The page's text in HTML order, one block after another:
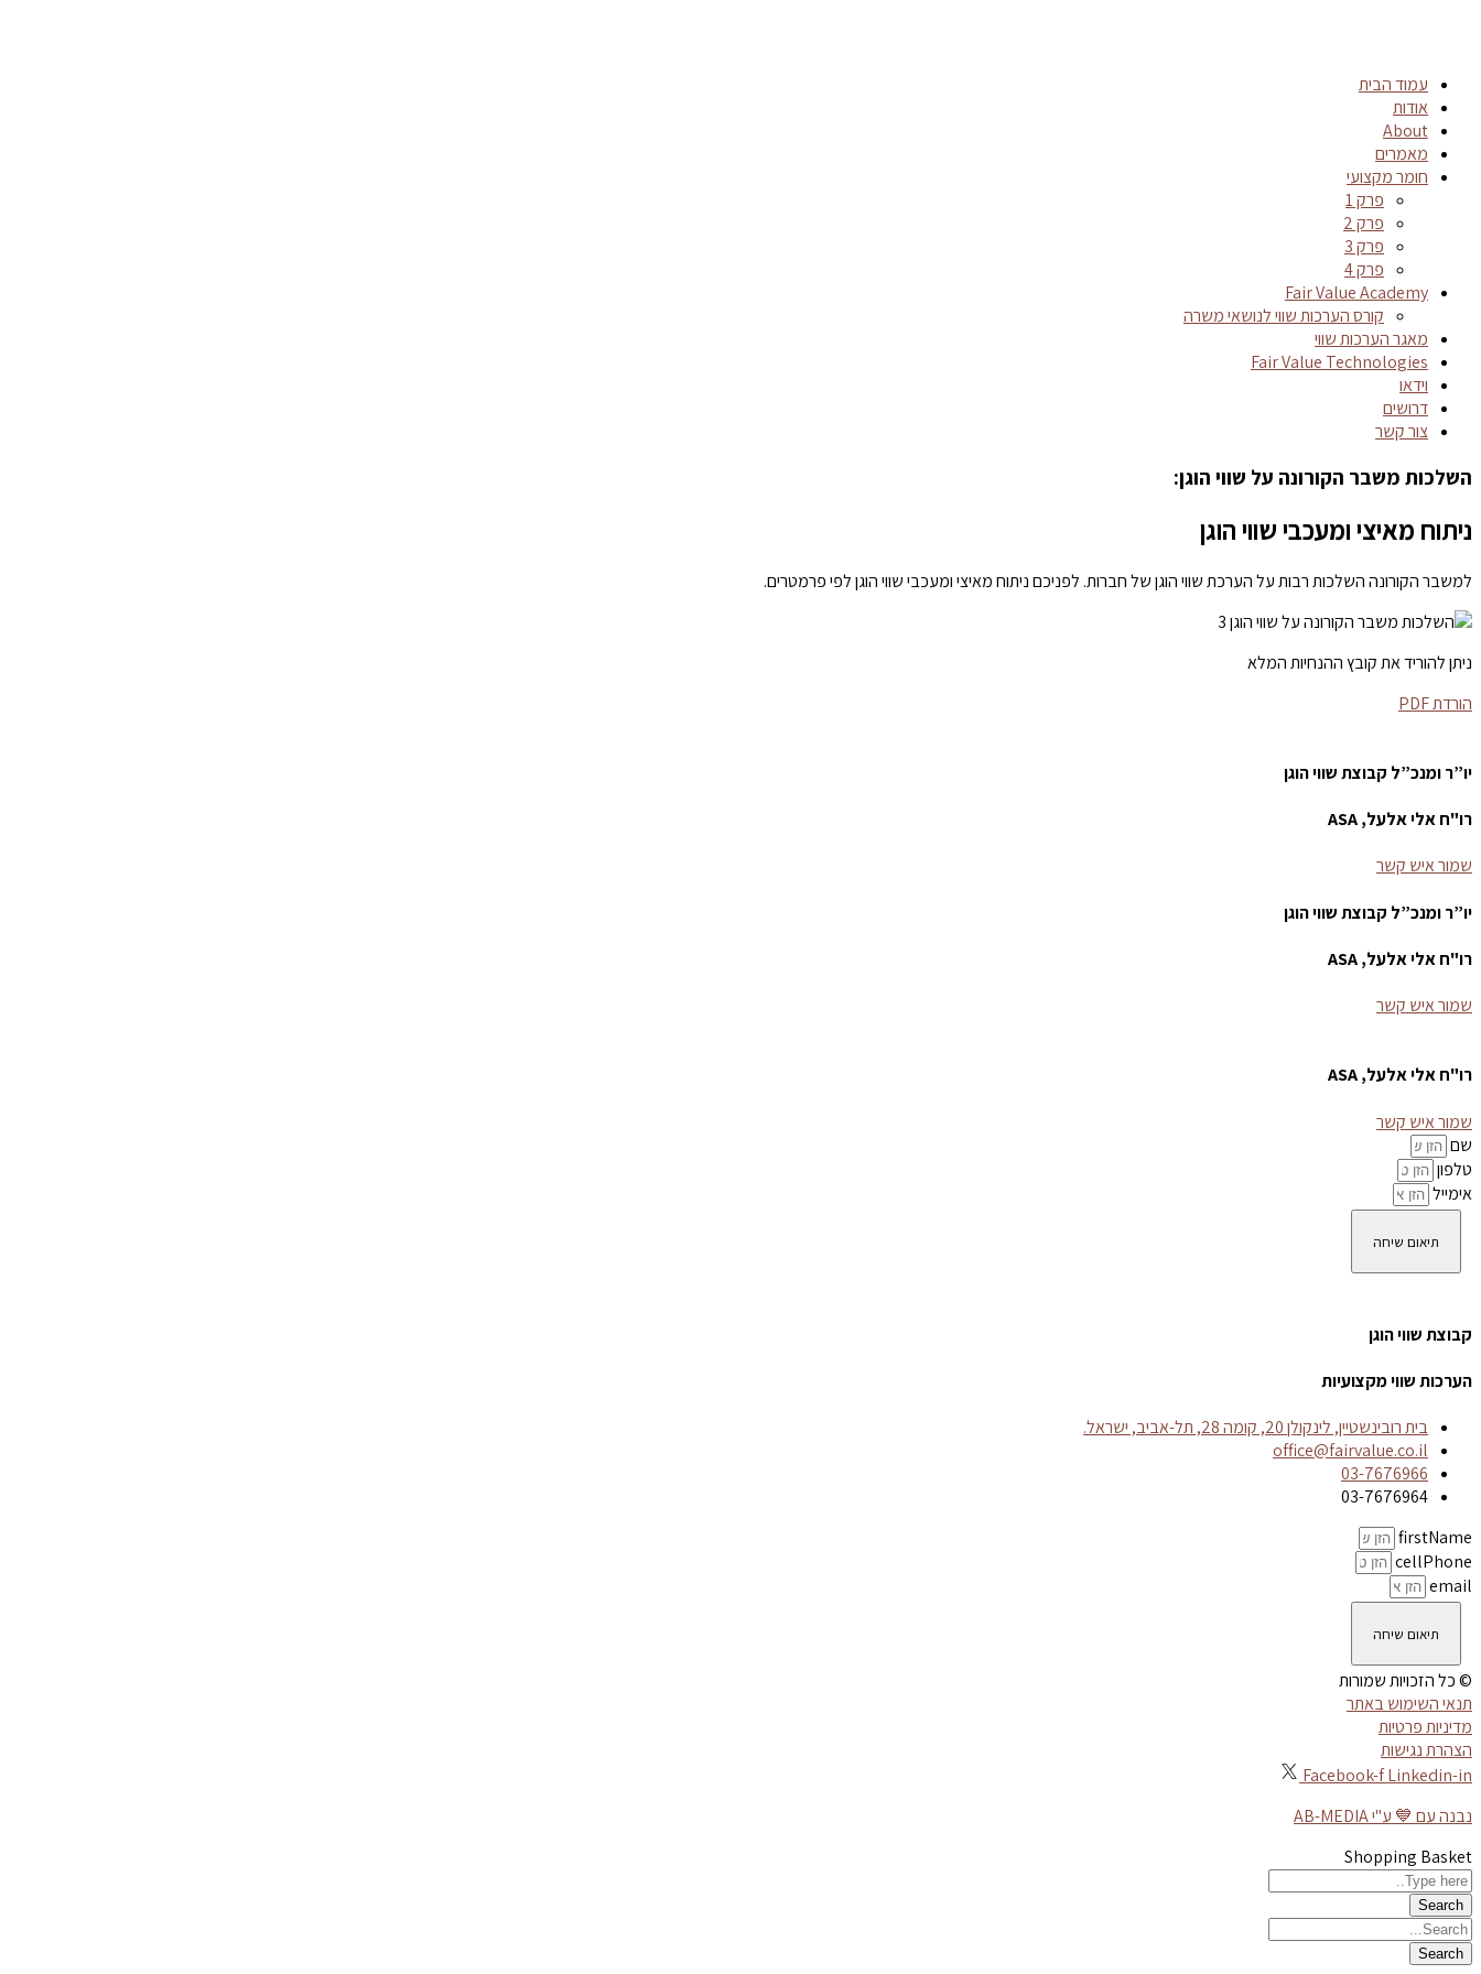
עמוד הבית
אודות
About
מאמרים
חומר מקצועי
פרק 1
פרק 2
פרק 3
פרק 4
Fair Value Academy
קורס הערכות שווי לנושאי משרה
מאגר הערכות שווי
Fair Value Technologies
וידאו
דרושים
צור קשר
השלכות משבר הקורונה על שווי הוגן:
ניתוח מאיצי ומעכבי שווי הוגן
למשבר הקורונה השלכות רבות על הערכת שווי הוגן של חברות. לפניכם ניתוח מאיצי ומעכבי שווי הוגן לפי פרמטרים.
ניתן להוריד את קובץ ההנחיות המלא
הורדת PDF
יו”ר ומנכ”ל קבוצת שווי הוגן
רו"ח אלי אלעל, ASA
שמור איש קשר
יו”ר ומנכ”ל קבוצת שווי הוגן
רו"ח אלי אלעל, ASA
שמור איש קשר
רו"ח אלי אלעל, ASA
שמור איש קשר
שם
טלפון
אימייל
תיאום שיחה
קבוצת שווי הוגן
הערכות שווי מקצועיות
בית רובינשטיין, לינקולן 20, קומה 28, תל-אביב, ישראל.
office@fairvalue.co.il
03-7676966
03-7676964
firstName
cellPhone
email
תיאום שיחה
© כל הזכויות שמורות
תנאי השימוש באתר
מדיניות פרטיות
הצהרת נגישות
Facebook-fLinkedin-in
נבנה עם 💙 ע"י AB-MEDIA
Shopping Basket